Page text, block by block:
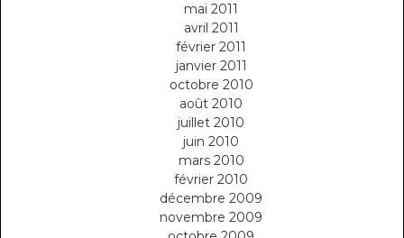
mai 2011
avril 2011
février 2011
janvier 2011
octobre 2010
août 2010
juillet 2010
juin 2010
mars 2010
février 2010
décembre 2009
novembre 2009